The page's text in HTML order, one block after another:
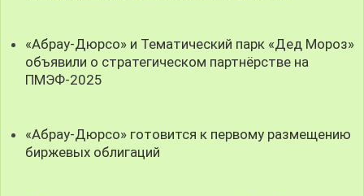
«Абрау-Дюрсо» и Тематический парк «Дед Мороз»
объявили о стратегическом партнёрстве на
ПМЭФ-2025
«Абрау-Дюрсо» готовится к первому размещению
биржевых облигаций